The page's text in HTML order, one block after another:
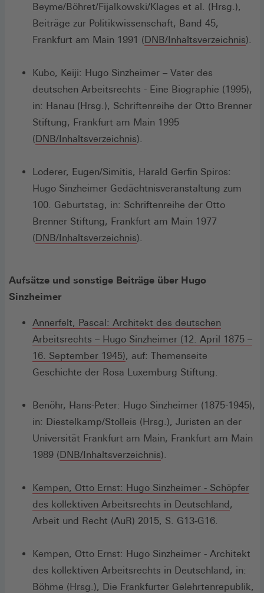
Beyme/Böhret/Fijalkowski/Klages et al. (Hrsg.),
Beiträge zur Politikwissenschaft, Band 45,
Frankfurt am Main 1991 (DNB/Inhaltsverzeichnis).
Kubo, Keiji: Hugo Sinzheimer – Vater des
deutschen Arbeitsrechts - Eine Biographie (1995),
in: Hanau (Hrsg.), Schriftenreihe der Otto Brenner
Stiftung, Frankfurt am Main 1995
(DNB/Inhaltsverzeichnis).
Loderer, Eugen/Simitis, Harald Gerfin Spiros:
Hugo Sinzheimer Gedächtnisveranstaltung zum
100. Geburtstag, in: Schriftenreihe der Otto
Brenner Stiftung, Frankfurt am Main 1977
(DNB/Inhaltsverzeichnis(Öffnet
neuen
).
Aufsätze und sonstige Beiträge über Hugo
Sinzheimer
Annerfelt, Pascal: Architekt des deutschen
Arbeitsrechts – Hugo Sinzheimer (12. April 1875 –
16. September 1945) (Öffnet
in
neuen
Fenster)
, auf: Themenseite
Geschichte der Rosa Luxemburg Stiftung.
Benöhr, Hans-Peter: Hugo Sinzheimer (1875-1945),
in: Diestelkamp/Stolleis (Hrsg.), Juristen an der
Universität Frankfurt am Main, Frankfurt am Main
1989 (DNB/Inhaltsverzeichnis(Öffnet
einem
neuen
Fenster)
).
Kempen, Otto Ernst: Hugo Sinzheimer - Schöpfer
des kollektiven Arbeitsrechts in Deutschland
neuen
,
Arbeit und Recht (AuR) 2015, S. G13-G16.
Kempen, Otto Ernst: Hugo Sinzheimer - Architekt
des kollektiven Arbeitsrechts in Deutschland, in:
Böhme (Hrsg.), Die Frankfurter Gelehrtenrepublik,